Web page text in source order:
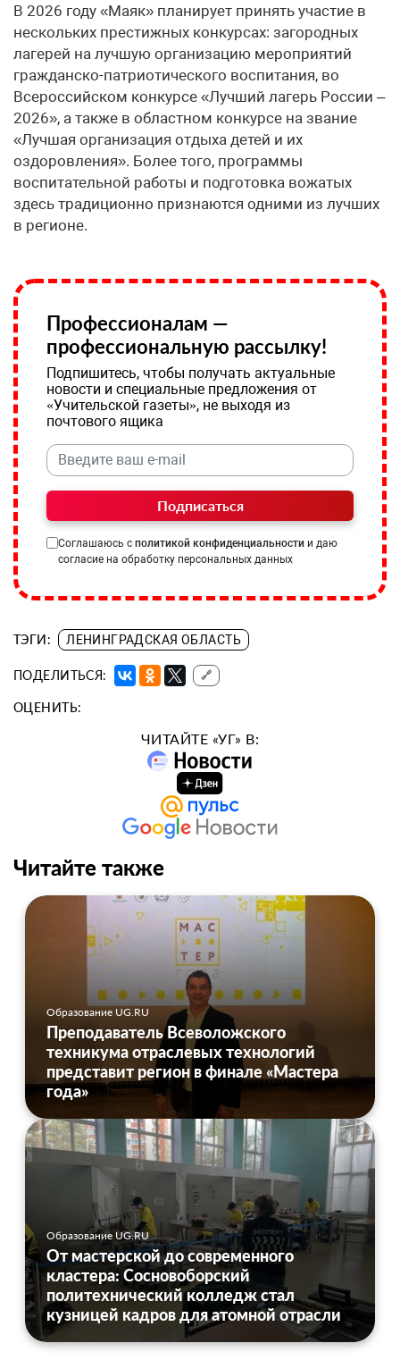
В 2026 году «Маяк» планирует принять участие в
нескольких престижных конкурсах: загородных
лагерей на лучшую организацию мероприятий
гражданско-патриотического воспитания, во
Всероссийском конкурсе «Лучший лагерь России –
2026», а также в областном конкурсе на звание
«Лучшая организация отдыха детей и их
оздоровления». Более того, программы
воспитательной работы и подготовка вожатых
здесь традиционно признаются одними из лучших
в регионе.
Профессионалам —
профессиональную рассылку!
Подпишитесь, чтобы получать актуальные
новости и специальные предложения от
«Учительской газеты», не выходя из
почтового ящика
Подписаться
Соглашаюсь с политикой конфиденциальности и даю
согласие на обработку персональных данных
ТЭГИ: ЛЕНИНГРАДСКАЯ ОБЛАСТЬ
ПОДЕЛИТЬСЯ: 🔗
ОЦЕНИТЬ:
ЧИТАЙТЕ «УГ» В:
Читайте также
Образование UG.RU
Преподаватель Всеволожского
техникума отраслевых технологий
представит регион в финале «Мастера
года»
Образование UG.RU
От мастерской до современного
кластера: Сосновоборский
политехнический колледж стал
кузницей кадров для атомной отрасли